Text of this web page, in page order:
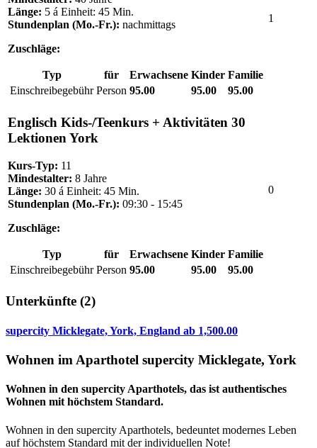
Länge: 5 á Einheit: 45 Min.
Stundenplan (Mo.-Fr.): nachmittags
Zuschläge:
Typ für Erwachsene Kinder Familie
Einschreibegebühr Person 95.00 95.00 95.00
1
Englisch Kids-/Teenkurs + Aktivitäten 30
Lektionen York
Kurs-Typ: 11
Mindestalter: 8 Jahre
Länge: 30 á Einheit: 45 Min.
Stundenplan (Mo.-Fr.): 09:30 - 15:45
Zuschläge:
Typ für Erwachsene Kinder Familie
Einschreibegebühr Person 95.00 95.00 95.00
0
Unterkünfte (2)
supercity Micklegate, York, England ab 1,500.00
Wohnen im Aparthotel supercity Micklegate, York
Wohnen in den supercity Aparthotels, das ist authentisches
Wohnen mit höchstem Standard.
Wohnen in den supercity Aparthotels, bedeuntet modernes Leben
auf höchstem Standard mit der individuellen Note!